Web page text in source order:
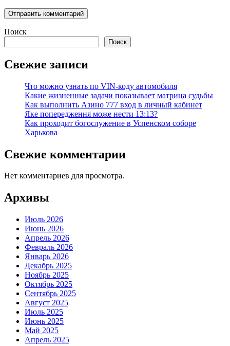
Поиск
Поиск
Свежие записи
Что можно узнать по VIN-коду автомобиля
Какие жизненные задачи показывает матрица судьбы
Как выполнить Азино 777 вход в личный кабинет
Яке попередження може нести 13:13?
Как проходит богослужение в Успенском соборе
Харькова
Свежие комментарии
Нет комментариев для просмотра.
Архивы
Июль 2026
Июнь 2026
Апрель 2026
Февраль 2026
Январь 2026
Декабрь 2025
Ноябрь 2025
Октябрь 2025
Сентябрь 2025
Август 2025
Июль 2025
Июнь 2025
Май 2025
Апрель 2025